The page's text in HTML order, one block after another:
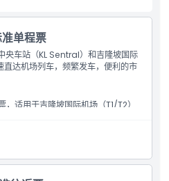
单程票
央车站（KL Sentral）和吉隆坡国际
直达机场列车，频繁发车，便利的市
适用于吉隆坡国际机场（T1/T2）